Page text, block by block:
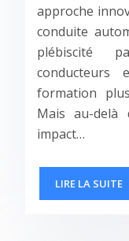
approche
conduite
plébiscité
formation
Mais au-delà
impact…
LIRE LA SUITE